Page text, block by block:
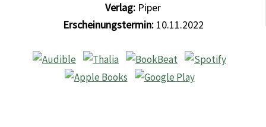
Verlag: Piper
Erscheinungstermin:10.11.2022